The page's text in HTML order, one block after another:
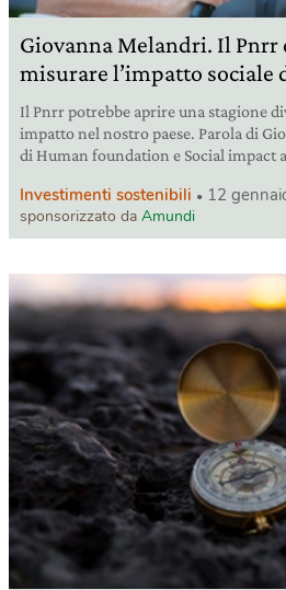
Giovanna Melandri. Il Pnrr
misurare l’impatto
Il Pnrr potrebbe aprire una stagione
impatto nel nostro paese. Parola di
di Human foundation e Social impact
Investimenti sostenibili 12
sponsorizzato da Amundi